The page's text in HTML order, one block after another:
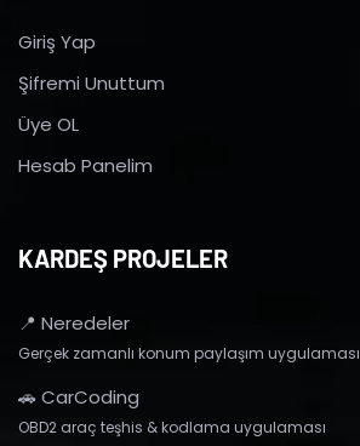
Giriş Yap
Şifremi Unuttum
Üye OL
Hesab Panelim
KARDEŞ PROJELER
📍 Neredeler
Gerçek zamanlı konum paylaşım uygulaması
🚗 CarCoding
OBD2 araç teşhis & kodlama uygulaması